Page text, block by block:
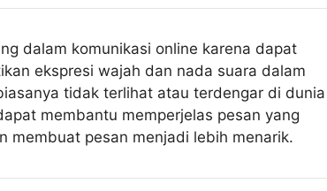
dalam komunikasi online karena dapat
ekspresi wajah dan nada suara dalam
tidak terlihat atau terdengar di dunia
membantu memperjelas pesan yang
membuat pesan menjadi lebih menarik.